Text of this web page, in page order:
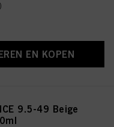
EN KOPEN
9.5-49 Beige